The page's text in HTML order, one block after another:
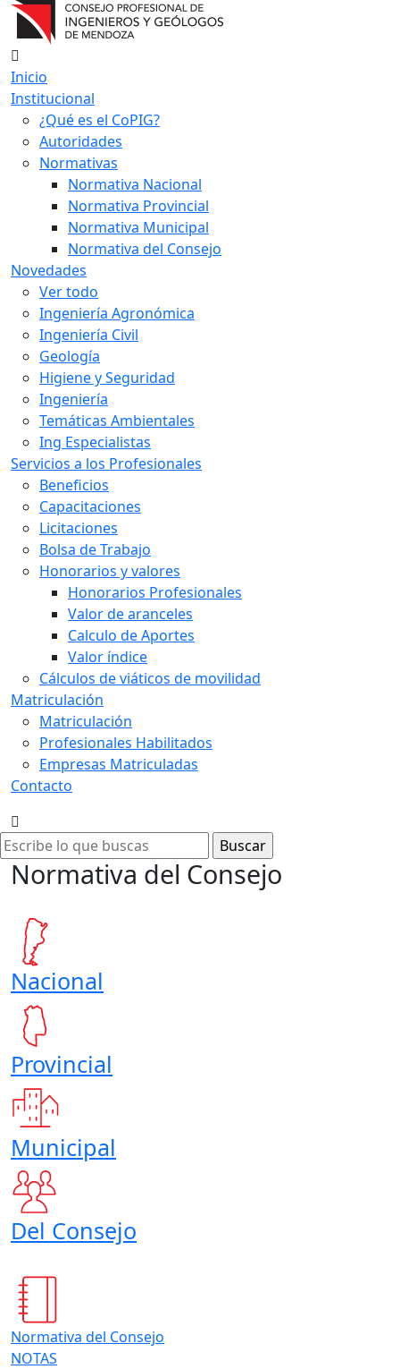
Inicio
Institucional
¿Qué es el CoPIG?
Autoridades
Normativas
Normativa Nacional
Normativa Provincial
Normativa Municipal
Normativa del Consejo
Novedades
Ver todo
Ingeniería Agronómica
Ingeniería Civil
Geología
Higiene y Seguridad
Ingeniería
Temáticas Ambientales
Ing Especialistas
Servicios a los Profesionales
Beneficios
Capacitaciones
Licitaciones
Bolsa de Trabajo
Honorarios y valores
Honorarios Profesionales
Valor de aranceles
Calculo de Aportes
Valor índice
Cálculos de viáticos de movilidad
Matriculación
Matriculación
Profesionales Habilitados
Empresas Matriculadas
Contacto
Normativa del Consejo
Nacional
Provincial
Municipal
Del Consejo
Normativa del Consejo
NOTAS